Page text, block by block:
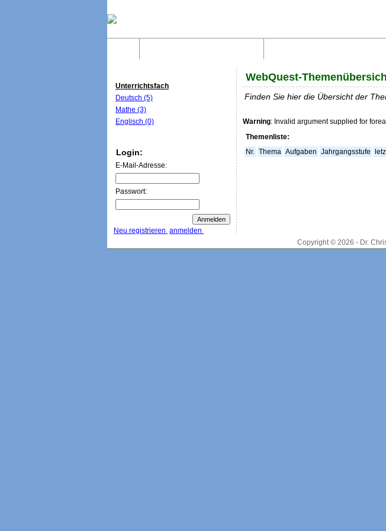
Unterrichtsfach
Deutsch (5)
Mathe (3)
Englisch (0)
Login:
E-Mail-Adresse:
Passwort:
Neu registrieren anmelden
WebQuest-
Finden Sie hier die Übersicht der
Warning: Invalid argument supplied for
Themenliste:
Nr. Thema Aufgaben Jahrgangsstufe
Copyright © 2026 - Dr.